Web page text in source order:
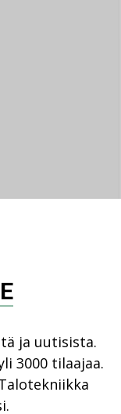
ja uutisista.
3000 tilaajaa.